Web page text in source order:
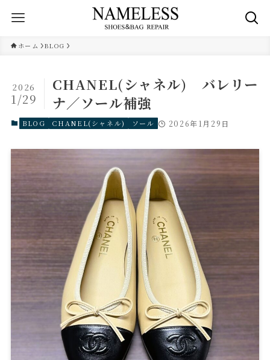
ホーム BLOG
CHANEL(シャネル) バレリー
ナ／ソール補強
2026
1/29
BLOG CHANEL(シャネル) ソール 2026年1月29日